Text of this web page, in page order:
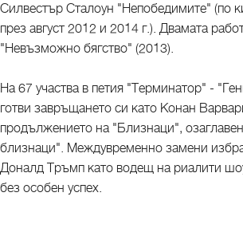
Силвестър Сталоун "Непобедимите" (по
през август 2012 и 2014 г.). Двамата
"Невъзможно бягство" (2013).
На 67 участва в петия "Терминатор" -
готви завръщането си като Конан
продължението на "Близнаци",
близнаци". Междувременно замени
Доналд Тръмп като водещ на риалити
без особен успех.